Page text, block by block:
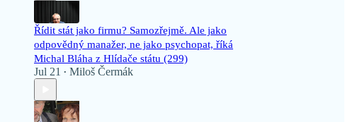
Řídit stát jako firmu? Samozřejmě. Ale jako
odpovědný manažer, ne jako psychopat, říká
Michal Bláha z Hlídače státu (299)
Jul 21 • Miloš Čermák